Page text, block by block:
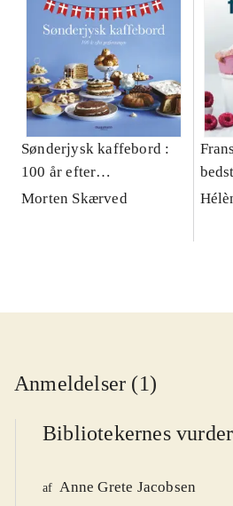
Sønderjysk kaffebord :
100 år efter
genforeningen
Morten Skærved
Anmeldelser (1)
Bibliotekernes
af Anne Grete Jacobsen